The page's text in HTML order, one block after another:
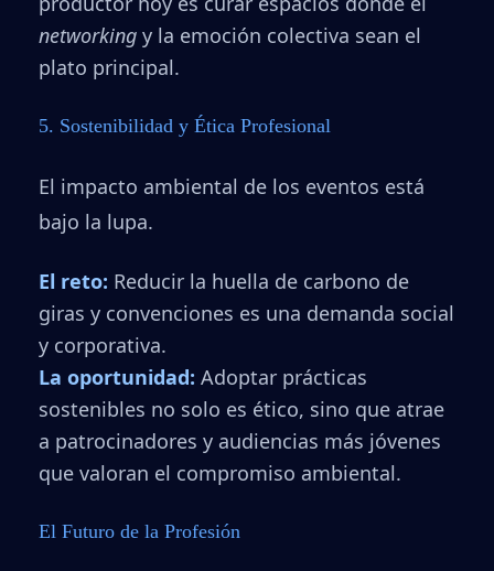
networking y la emoción colectiva sean el
plato principal.
5. Sostenibilidad y Ética Profesional
El impacto ambiental de los eventos está
bajo la lupa.
El reto: Reducir la huella de carbono de
giras y convenciones es una demanda social
y corporativa.
La oportunidad: Adoptar prácticas
sostenibles no solo es ético, sino que atrae
a patrocinadores y audiencias más jóvenes
que valoran el compromiso ambiental.
El Futuro de la Profesión